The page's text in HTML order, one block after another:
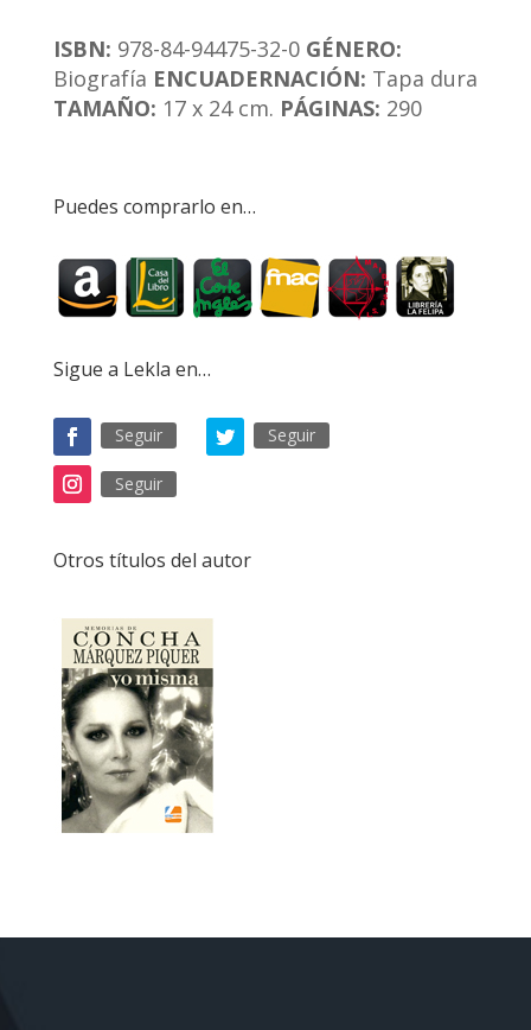
ISBN: 978-84-94475-32-0 GÉNERO:
Biografía ENCUADERNACIÓN: Tapa dura
TAMAÑO: 17 x 24 cm. PÁGINAS: 290
Puedes comprarlo en…
Sigue a Lekla en…
Seguir Seguir
Seguir
Otros títulos del autor